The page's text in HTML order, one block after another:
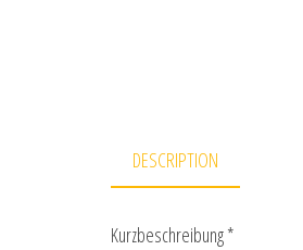
DESCRIPTION
Kurzbeschreibung *